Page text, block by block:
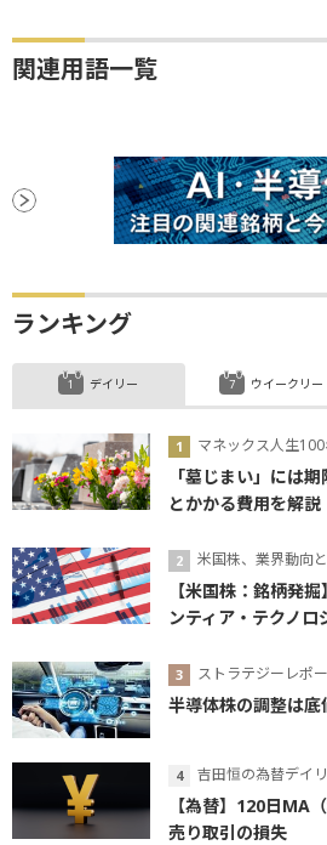
関連用語一覧
ランキング
デイリー
マネックス人生
「墓じまい」には
とかかる費用を解説
米国株、業界動向
【米国株：銘柄発
ンティア・テクノロ
ストラテジーレポ
半導体株の調整は底
吉田恒の為替デイ
【為替】120日MA
売り取引の損失
ウイークリー